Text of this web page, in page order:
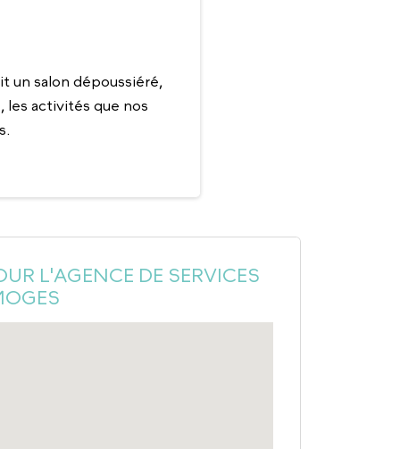
un salon dépoussiéré,
les activités que nos
L'AGENCE DE SERVICES